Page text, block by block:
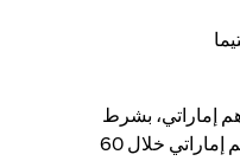
نقدي بقيمة 1,500 درهم إماراتي، بشرط
إنفاق الحد الأدنى 25,000 درهم إماراتي خلال 60